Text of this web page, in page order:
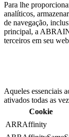
Para lhe
analíticos,
de navegação,
principal, a
terceiros em seu
Aqueles essenciais
ativados todas as
Cookie
ARRAffinity